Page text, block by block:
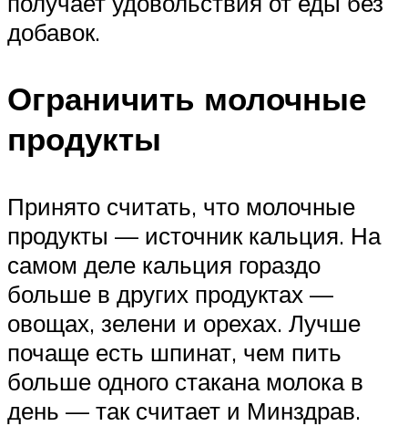
добавок.
Ограничить молочные
продукты
Принято считать, что молочные
продукты — источник кальция. На
самом деле кальция гораздо
больше в других продуктах —
овощах, зелени и орехах. Лучше
почаще есть шпинат, чем пить
больше одного стакана молока в
день — так считает и Минздрав.